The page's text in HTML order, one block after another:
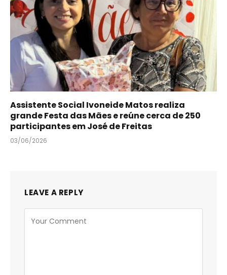
Assistente Social Ivoneide Matos realiza
grande Festa das Mães e reúne cerca de 250
participantes em José de Freitas
03/06/2026
LEAVE A REPLY